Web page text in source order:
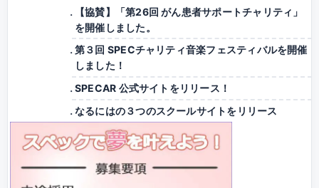
【協賛】「第26回 がん患者サポートチャリティ」
を開催しました。
第３回 SPECチャリティ音楽フェスティバルを開催
しました！
SPECAR 公式サイトをリリース！
なるにはの３つのスクールサイトをリリース